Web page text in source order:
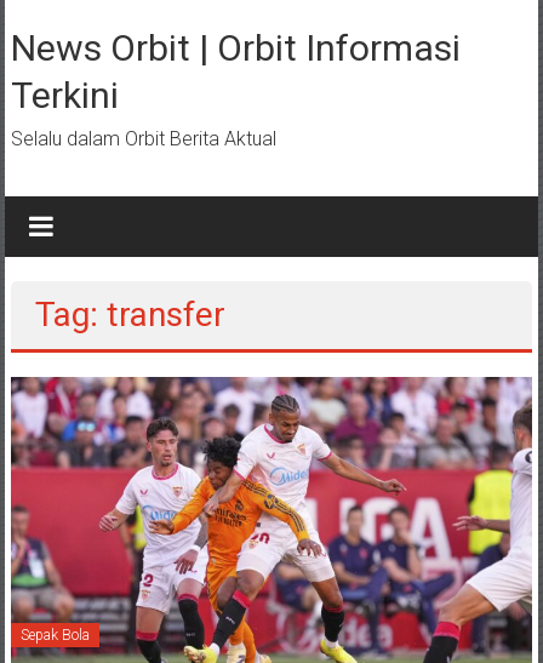
ke
konten
News Orbit | Orbit Informasi
Terkini
Selalu dalam Orbit Berita Aktual
Tag: transfer
Sepak Bola